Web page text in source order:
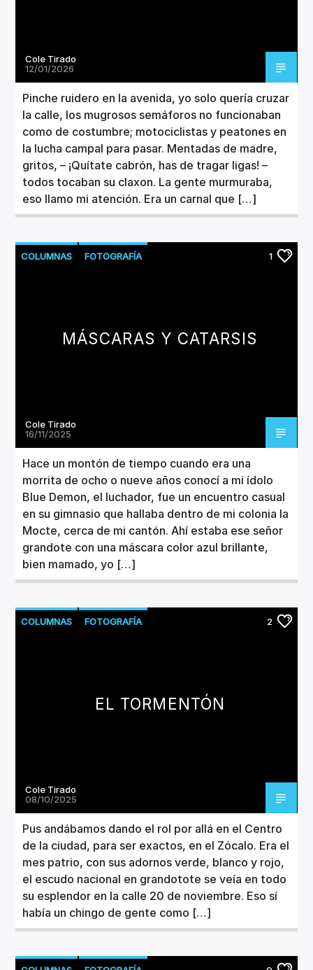
Cole Tirado
12/01/2026
Pinche ruidero en la avenida, yo solo quería cruzar
la calle, los mugrosos semáforos no funcionaban
como de costumbre; motociclistas y peatones en
la lucha campal para pasar. Mentadas de madre,
gritos, – ¡Quítate cabrón, has de tragar ligas! –
todos tocaban su claxon. La gente murmuraba,
eso llamo mi atención. Era un carnal que […]
COLUMNAS FOTOGRAFÍA 1
MÁSCARAS Y CATARSIS
Cole Tirado
16/11/2025
Hace un montón de tiempo cuando era una
morrita de ocho o nueve años conocí a mi ídolo
Blue Demon, el luchador, fue un encuentro casual
en su gimnasio que hallaba dentro de mi colonia la
Mocte, cerca de mi cantón. Ahí estaba ese señor
grandote con una máscara color azul brillante,
bien mamado, yo […]
COLUMNAS FOTOGRAFÍA 2
EL TORMENTÓN
Cole Tirado
08/10/2025
Pus andábamos dando el rol por allá en el Centro
de la ciudad, para ser exactos, en el Zócalo. Era el
mes patrio, con sus adornos verde, blanco y rojo,
el escudo nacional en grandotote se veía en todo
su esplendor en la calle 20 de noviembre. Eso sí
había un chingo de gente como […]